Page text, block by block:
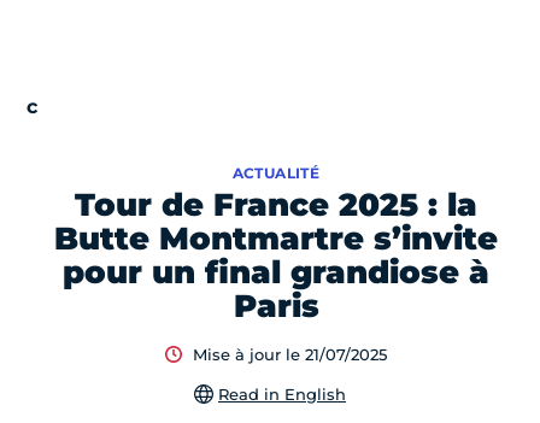
Tour de France 2025 : la
Butte Montmartre s’invite
pour un final grandiose à
Paris
ACTUALITÉ
Mise à jour le 21/07/2025
Read in English